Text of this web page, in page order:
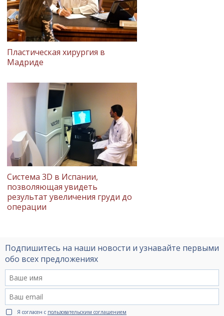
Пластическая хирургия в
Мадриде
Система 3D в Испании,
позволяющая увидеть
результат увеличения груди до
операции
Подпишитесь на наши новости и узнавайте первыми
обо всех предложениях
Я согласен с пользовательским соглашением